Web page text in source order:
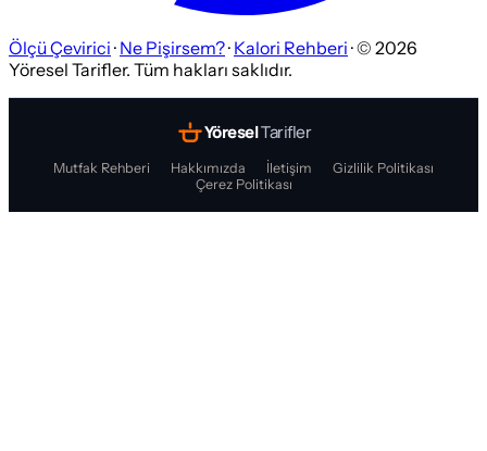
Ölçü Çevirici · Ne Pişirsem?· Kalori Rehberi · © 2026
Yöresel Tarifler. Tüm hakları saklıdır.
YöreselTarifler
Mutfak Rehberi Hakkımızda İletişim
Gizlilik Politikası
Çerez Politikası